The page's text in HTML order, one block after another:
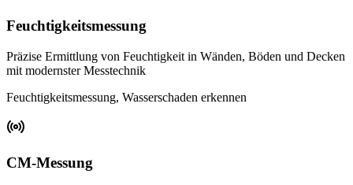
Feuchtigkeitsmessung
Präzise Ermittlung von Feuchtigkeit in Wänden, Böden und Decken
mit modernster Messtechnik
Feuchtigkeitsmessung, Wasserschaden erkennen
CM-Messung